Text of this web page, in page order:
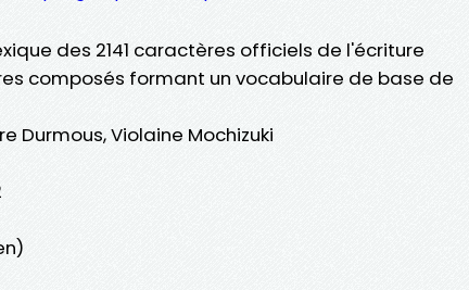
des 2141 caractères officiels de l'écriture
composés formant un vocabulaire de base de
Durmous, Violaine Mochizuki